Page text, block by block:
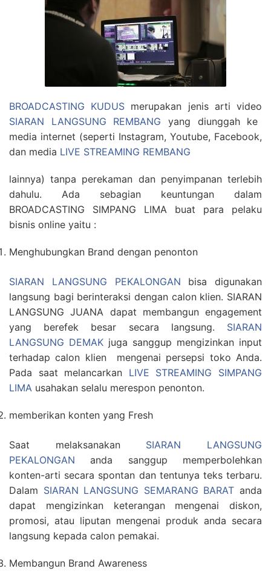
BROADCASTING KUDUS merupakan jenis arti video
SIARAN LANGSUNG REMBANG yang diunggah ke
media internet (seperti Instagram, Youtube, Facebook,
dan media LIVE STREAMING REMBANG
lainnya) tanpa perekaman dan penyimpanan terlebih
dahulu. Ada sebagian keuntungan dalam
BROADCASTING SIMPANG LIMA buat para pelaku
bisnis online yaitu :
Menghubungkan Brand dengan penonton
SIARAN LANGSUNG PEKALONGAN bisa digunakan
langsung bagi berinteraksi dengan calon klien. SIARAN
LANGSUNG JUANA dapat membangun engagement
yang berefek besar secara langsung. SIARAN
LANGSUNG DEMAK juga sanggup mengizinkan input
terhadap calon klien mengenai persepsi toko Anda.
Pada saat melancarkan LIVE STREAMING SIMPANG
LIMA usahakan selalu merespon penonton.
memberikan konten yang Fresh
Saat melaksanakan SIARAN LANGSUNG
PEKALONGAN anda sanggup memperbolehkan
konten-arti secara spontan dan tentunya teks terbaru.
Dalam SIARAN LANGSUNG SEMARANG BARAT anda
dapat mengizinkan keterangan mengenai diskon,
promosi, atau liputan mengenai produk anda secara
langsung kepada calon pemakai.
Membangun Brand Awareness